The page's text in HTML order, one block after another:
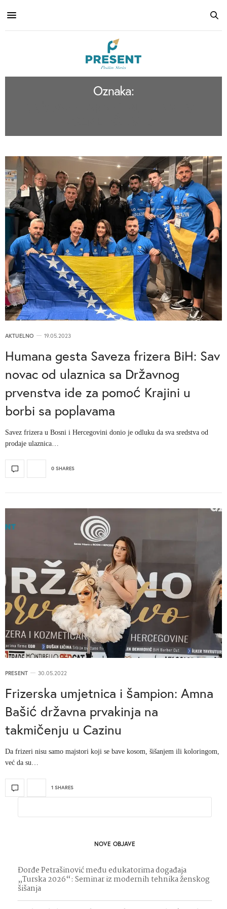
Oznaka:
AKTUELNO 19.05.2023
Humana gesta Saveza frizera BiH: Sav
novac od ulaznica sa Državnog
prvenstva ide za pomoć Krajini u
borbi sa poplavama
Savez frizera u Bosni i Hercegovini donio je odluku da sva sredstva od
prodaje ulaznica…
0 SHARES
PRESENT 30.05.2022
Frizerska umjetnica i šampion: Amna
Bašić državna prvakinja na
takmičenju u Cazinu
Da frizeri nisu samo majstori koji se bave kosom, šišanjem ili koloringom,
već da su…
1 SHARES
NOVE OBJAVE
Đorđe Petrašinović među edukatorima događaja
„Turska 2026“: Seminar iz modernih tehnika ženskog
šišanja